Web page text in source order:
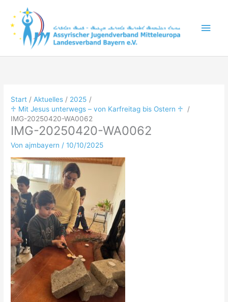
Inhalt
springen
Start Aktuelles
2025
♱ Mit Jesus unterwegs – von Karfreitag bis Ostern ♱
IMG-20250420-WA0062
IMG-20250420-WA0062
Vonajmbayern/10/10/2025